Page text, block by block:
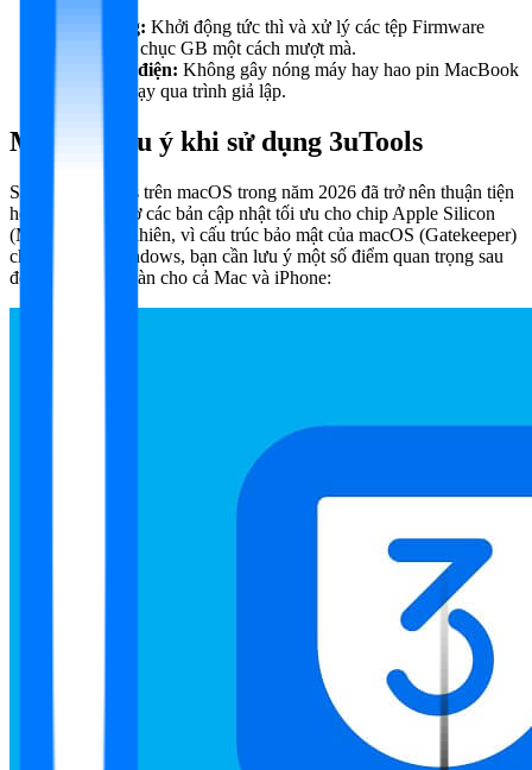
Hiệu năng: Khởi động tức thì và xử lý các tệp Firmware
nặng hàng chục GB một cách mượt mà.
Tiết kiệm điện: Không gây nóng máy hay hao pin MacBook
như khi chạy qua trình giả lập.
Một vài lưu ý khi sử dụng 3uTools
Sử dụng 3uTools trên macOS trong năm 2026 đã trở nên thuận tiện
hơn rất nhiều nhờ các bản cập nhật tối ưu cho chip Apple Silicon
(M-series). Tuy nhiên, vì cấu trúc bảo mật của macOS (Gatekeeper)
chặt chẽ hơn Windows, bạn cần lưu ý một số điểm quan trọng sau
để đảm bảo an toàn cho cả Mac và iPhone: